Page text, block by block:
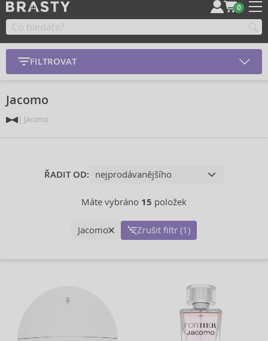
0
FILTROVAT
Jacomo
Jacomo
ŘADIT OD:
Máte vybráno 15 položek
Jacomo Zrušit filtr (1)